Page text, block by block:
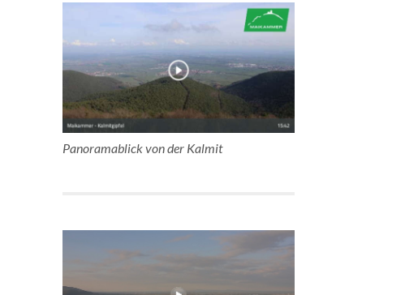
Panoramablick von der Kalmit